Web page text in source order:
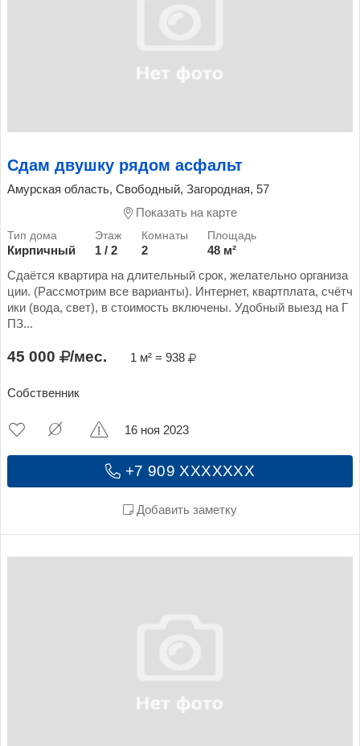
Сдам двушку рядом асфальт
Амурская область, Свободный, Загородная, 57
Показать на карте
Кирпичный 1 / 2 2
48 м²
Сдаётся квартира на длительный срок, желательно организа
ции. (Рассмотрим все варианты). Интернет, квартплата, счётч
ики (вода, свет), в стоимость включены. Удобный выезд на Г
ПЗ...
45 000 /мес. 1 м² = 938
Собственник
+7 909 XXXXXXX
Добавить заметку
16 ноя 2023